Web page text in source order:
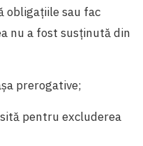
obligațiile sau fac
nu a fost susținută din
prerogative;
pentru excluderea